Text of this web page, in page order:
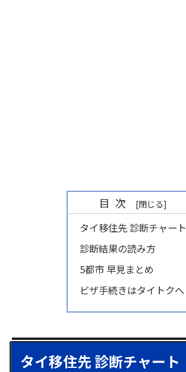
目次
タイ移住先 診断チャート
診断結果の読み方
5都市 早見まとめ
ビザ手続きはタイトクへ
タイ移住先 診断チャート